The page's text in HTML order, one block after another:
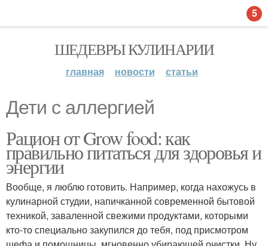
ШЕДЕВРЫ КУЛИНАРИИ
главная новости статьи
Дети с аллергией
Рацион от Grow food: как
правильно питаться для здоровья и
энергии
Вообще, я люблю готовить. Например, когда нахожусь в
кулинарной студии, напичканной современной бытовой
техникой, заваленной свежими продуктами, которыми
кто-то специально закупился до тебя, под присмотром
5